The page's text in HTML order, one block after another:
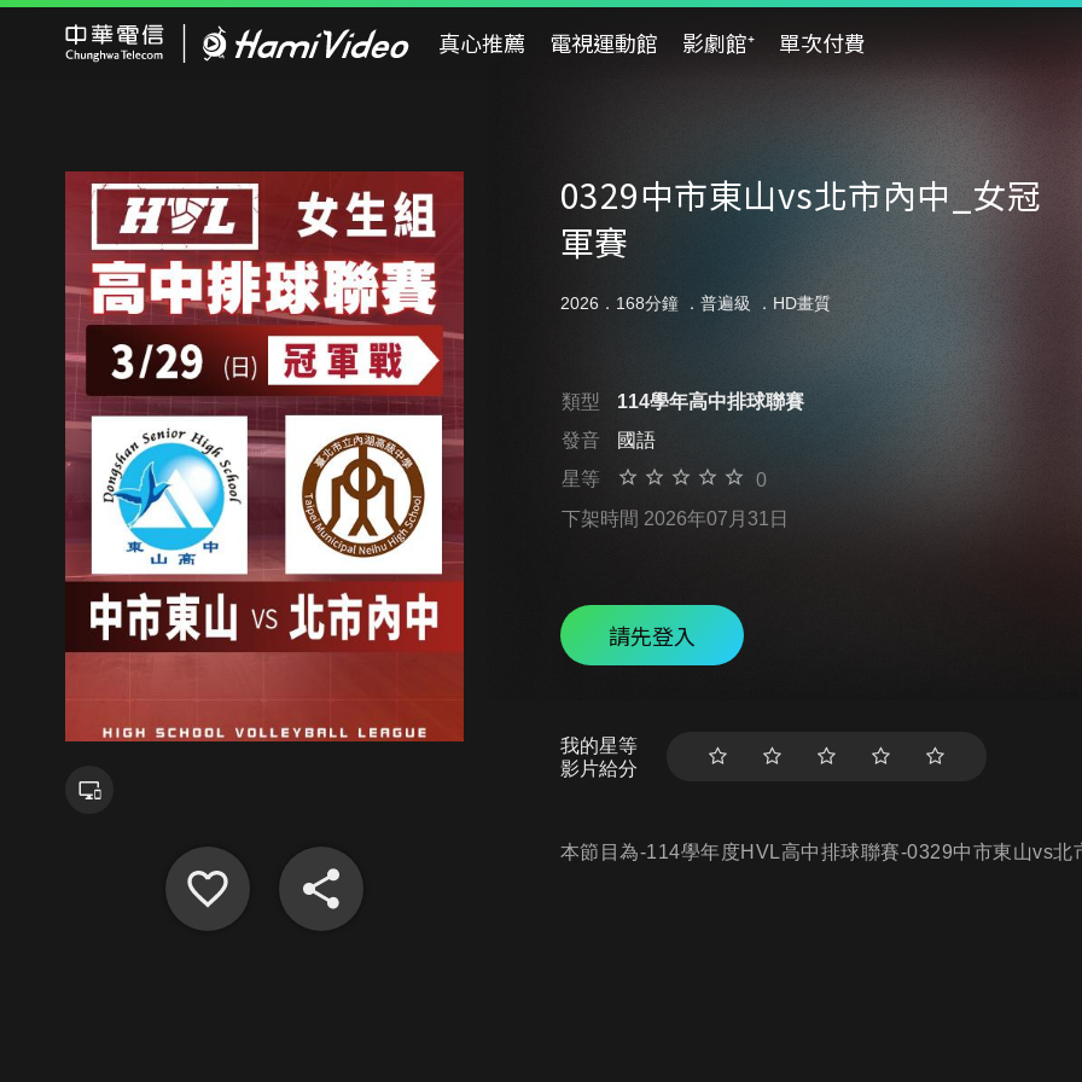
真心推薦 電視運動館 影劇館⁺ 單次付費
0329中市東山vs北市內中_女冠
軍賽
2026．168分鐘 ． 普遍級 ．HD畫質
類型
114學年高中排球聯賽
發音
國語
星等
0
下架時間 2026年07月31日
請先登入
我的星等
影片給分
本節目為-114學年度HVL高中排球聯賽-0329中市東山vs